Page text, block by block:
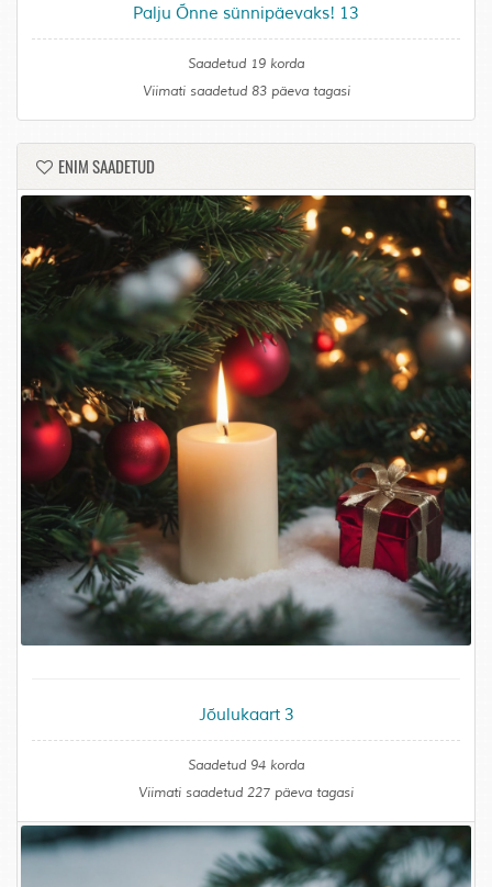
Palju Õnne sünnipäevaks! 13
Saadetud 19 korda
Viimati saadetud 83 päeva tagasi
ENIM SAADETUD
Jõulukaart 3
Saadetud 94 korda
Viimati saadetud 227 päeva tagasi